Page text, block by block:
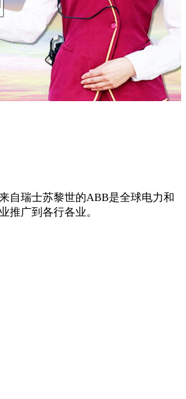
自瑞士苏黎世的ABB是全球电力和
推广到各行各业。